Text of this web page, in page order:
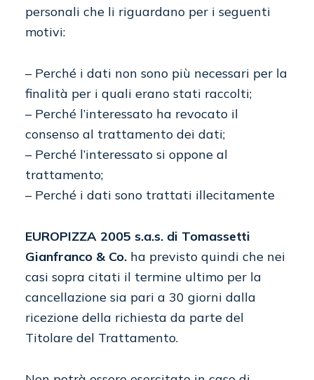
personali che li riguardano per i seguenti
motivi:
– Perché i dati non sono più necessari per la
finalità per i quali erano stati raccolti;
– Perché l’interessato ha revocato il
consenso al trattamento dei dati;
– Perché l’interessato si oppone al
trattamento;
– Perché i dati sono trattati illecitamente
EUROPIZZA 2005 s.a.s. di Tomassetti
Gianfranco & Co.ha previsto quindi che nei
casi sopra citati il termine ultimo per la
cancellazione sia pari a 30 giorni dalla
ricezione della richiesta da parte del
Titolare del Trattamento.